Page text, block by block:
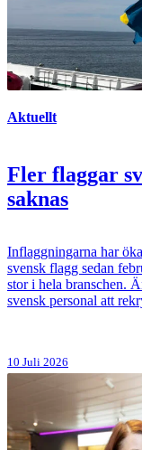
Aktuellt
Fler flaggar
saknas
Inflaggningarna har
svensk flagg sedan
stor i hela branschen.
svensk personal att
10 Juli 2026